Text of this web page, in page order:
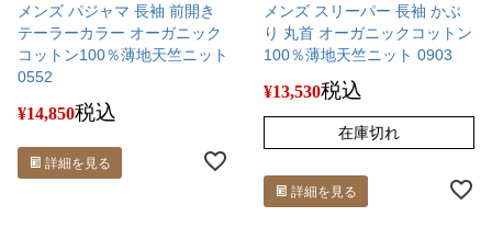
メンズ パジャマ 長袖 前開き
テーラーカラー オーガニック
コットン100％薄地天竺ニット
0552
¥14,850税込
詳細を見る
メンズ スリーパー 長袖 かぶ
り 丸首 オーガニックコットン
100％薄地天竺ニット 0903
¥13,530税込
在庫切れ
詳細を見る